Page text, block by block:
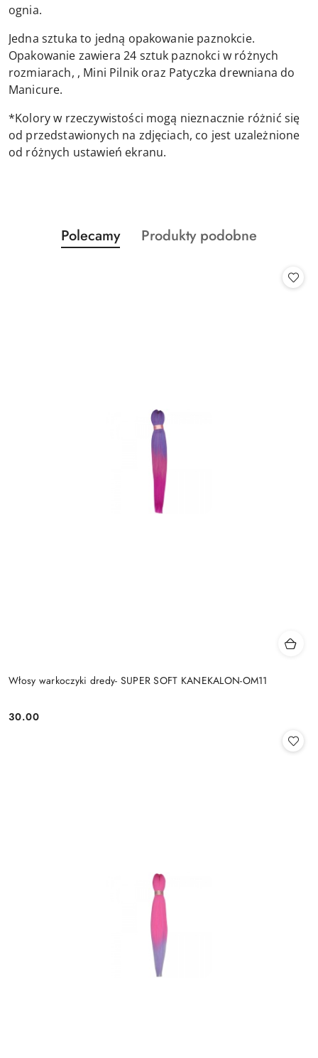
ognia.
Jedna sztuka to jedną opakowanie paznokcie.
Opakowanie zawiera 24 sztuk paznokci w różnych
rozmiarach, , Mini Pilnik oraz Patyczka drewniana do
Manicure.
*Kolory w rzeczywistości mogą nieznacznie różnić się
od przedstawionych na zdjęciach, co jest uzależnione
od różnych ustawień ekranu.
Pomiń karuzelę produktów
Produkty
o
Polecamy
Produkty
Produkty podobne
Włosy warkoczyki dredy- SUPER SOFT KANEKALON-OM11
Cena:
30.00